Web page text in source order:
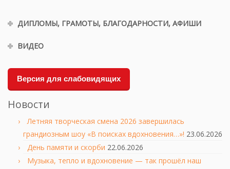
ДИПЛОМЫ, ГРАМОТЫ, БЛАГОДАРНОСТИ, АФИШИ
ВИДЕО
Версия для слабовидящих
Новости
Летняя творческая смена 2026 завершилась
грандиозным шоу «В поисках вдохновения…»! 23.06.2026
День памяти и скорби 22.06.2026
Музыка, тепло и вдохновение — так прошёл наш